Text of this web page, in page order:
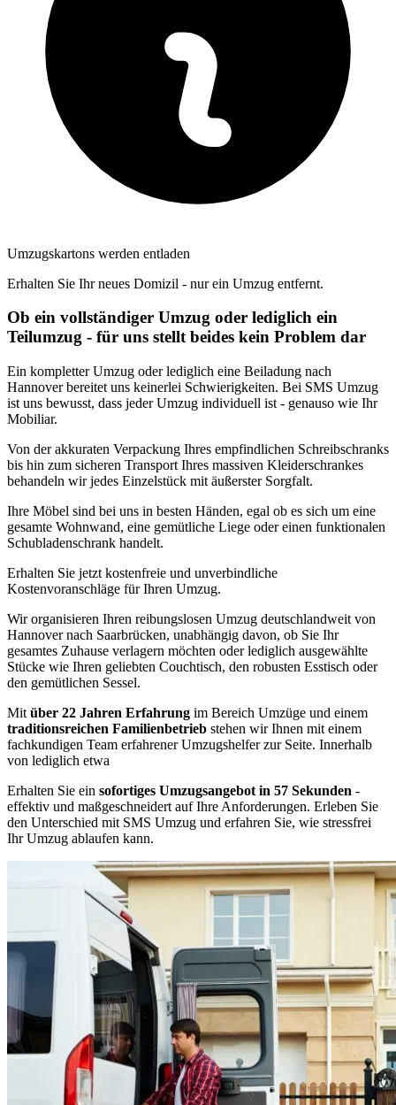
Umzugskartons werden entladen
Erhalten Sie Ihr neues Domizil - nur ein Umzug entfernt.
Ob ein vollständiger Umzug oder lediglich ein
Teilumzug - für uns stellt beides kein Problem dar
Ein kompletter Umzug oder lediglich eine Beiladung nach
Hannover bereitet uns keinerlei Schwierigkeiten. Bei SMS Umzug
ist uns bewusst, dass jeder Umzug individuell ist - genauso wie Ihr
Mobiliar.
Von der akkuraten Verpackung Ihres empfindlichen Schreibschranks
bis hin zum sicheren Transport Ihres massiven Kleiderschrankes
behandeln wir jedes Einzelstück mit äußerster Sorgfalt.
Ihre Möbel sind bei uns in besten Händen, egal ob es sich um eine
gesamte Wohnwand, eine gemütliche Liege oder einen funktionalen
Schubladenschrank handelt.
Erhalten Sie jetzt kostenfreie und unverbindliche
Kostenvoranschläge für Ihren Umzug.
Wir organisieren Ihren reibungslosen Umzug deutschlandweit von
Hannover nach Saarbrücken, unabhängig davon, ob Sie Ihr
gesamtes Zuhause verlagern möchten oder lediglich ausgewählte
Stücke wie Ihren geliebten Couchtisch, den robusten Esstisch oder
den gemütlichen Sessel.
Mit über 22 Jahren Erfahrung im Bereich Umzüge und einem
traditionsreichen Familienbetrieb stehen wir Ihnen mit einem
fachkundigen Team erfahrener Umzugshelfer zur Seite. Innerhalb
von lediglich etwa
Erhalten Sie ein sofortiges Umzugsangebot in 57 Sekunden -
effektiv und maßgeschneidert auf Ihre Anforderungen. Erleben Sie
den Unterschied mit SMS Umzug und erfahren Sie, wie stressfrei
Ihr Umzug ablaufen kann.